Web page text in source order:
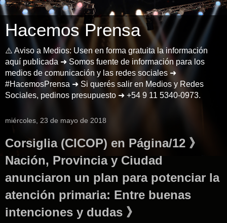
Hacemos Prensa
⚠️ Aviso a Medios: Usen en forma gratuita la información
aquí publicada ➜ Somos fuente de información para los
medios de comunicación y las redes sociales ➜
#HacemosPrensa ➜ Si querés salir en Medios y Redes
Sociales, pedinos presupuesto ➜ +54 9 11 5340-0973.
miércoles, 23 de mayo de 2018
Corsiglia (CICOP) en Página/12 》
Nación, Provincia y Ciudad
anunciaron un plan para potenciar la
atención primaria: Entre buenas
intenciones y dudas 》